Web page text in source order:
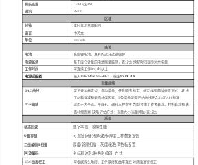
探头连接 LEMO或BNC
通讯
RS232
区域
时钟
实时显示日期时间
语言
中英文
单位
mm/inch
电源
电池 高能锂电池，具有的过充过放保护
电源监测 基于库仑计量的电池能量监测，百分比/续航时间显示剩余电量
工作时间
可连续工作20小时以上
电源适配器 输入100~240V/50~60Hz ；输出9VDC/4A
当量曲线
DAC曲线 可记录30标定点；自动增益；任意顺序标定；标定/编辑两种修正方式；考虑
了材料衰减和表面补偿因素； 5条增益可调评估曲线符合JIS和API标准
DGS曲线 适用于大平底、平底孔、通孔三种参考类型,考虑了参考衰减、材料衰减和表
面补偿因素 ,缺陷评估方式：当量大小/当量增益/百分比
高级
动态回波 数字本质，模拟性能
U盘存储 可直接存储拷屏/波形/厚度三种数据报告
二维编码B扫描 厚度/轮廓扫描；灰度/彩色调色板设置
回波编码 坐标和波形2种色彩编码, 方式
CSC曲面校正 可根据探头角度、工件厚度和曲率直径对测值进行修正